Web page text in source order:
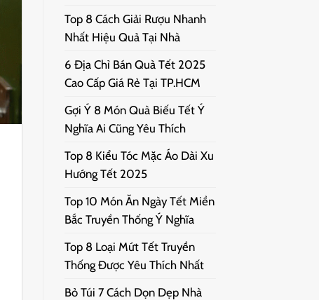
Top 8 Cách Giải Rượu Nhanh
Nhất Hiệu Quả Tại Nhà
6 Địa Chỉ Bán Quà Tết 2025
Cao Cấp Giá Rẻ Tại TP.HCM
Gợi Ý 8 Món Quà Biếu Tết Ý
Nghĩa Ai Cũng Yêu Thích
Top 8 Kiểu Tóc Mặc Áo Dài Xu
Hướng Tết 2025
Top 10 Món Ăn Ngày Tết Miền
Bắc Truyền Thống Ý Nghĩa
Top 8 Loại Mứt Tết Truyền
Thống Được Yêu Thích Nhất
Bỏ Túi 7 Cách Dọn Dẹp Nhà